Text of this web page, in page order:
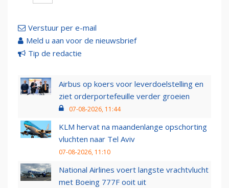
Verstuur per e-mail
Meld u aan voor de nieuwsbrief
Tip de redactie
Airbus op koers voor leverdoelstelling en
ziet orderportefeuille verder groeien
07-08-2026, 11:44
KLM hervat na maandenlange opschorting
vluchten naar Tel Aviv
07-08-2026, 11:10
National Airlines voert langste vrachtvlucht
met Boeing 777F ooit uit